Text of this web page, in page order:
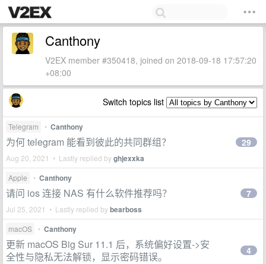
Canthony
V2EX member #350418, joined on 2018-09-18 17:57:20
+08:00
Switch topics list
Telegram • Canthony
为何 telegram 能看到彼此的共同群组？
Aug 20, 2021 • Lastly replied byghjexxka
29
Apple • Canthony
请问 ios 连接 NAS 有什么软件推荐吗？
Jul 25, 2021 • Lastly replied bybearboss
7
macOS • Canthony
更新 macOS Big Sur 11.1 后，系统偏好设置->安
全性与隐私无法解锁，显示密码错误。
4